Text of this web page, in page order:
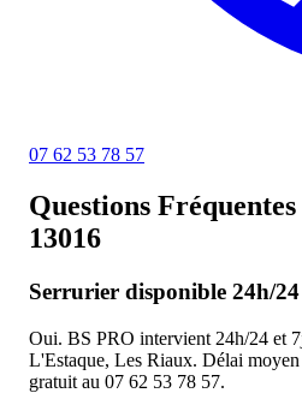
07 62 53 78 57
Questions Fréquentes
13016
Serrurier disponible 24h/
Oui. BS PRO intervient 24h/24 et
L'Estaque, Les Riaux. Délai
gratuit au 07 62 53 78 57.